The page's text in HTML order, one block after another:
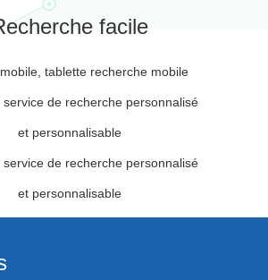
facile
tablette recherche mobile
service de recherche personnalisé
et personnalisable
service de recherche personnalisé
et personnalisable